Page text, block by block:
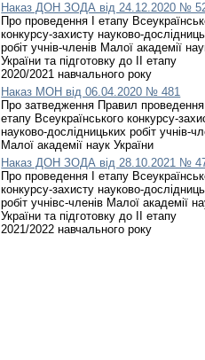
Наказ ДОН ЗОДА від 24.12.2020 №
Про проведення І етапу
конкурсу-захисту науково-
робіт учнів-членів Малої академії
України та підготовку до ІІ етапу
2020/2021 навчального року
Наказ МОН від 06.04.2020 № 481
Про затведження Правил проведення
етапу Всеукраїнського конкурсу-
науково-дослідницьких робіт учнів-
Малої академії наук України
Наказ ДОН ЗОДА від 28.10.2021 №
Про проведення І етапу
конкурсу-захисту науково-
робіт учнівс-членів Малої академії
України та підготовку до ІІ етапу
2021/2022 навчального року